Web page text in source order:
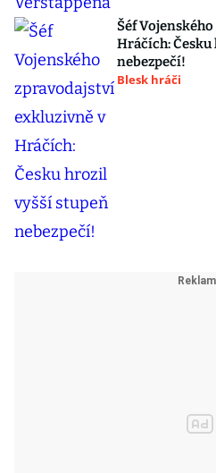
Šéf
Hráčích:
nebezpečí!
Blesk hráči